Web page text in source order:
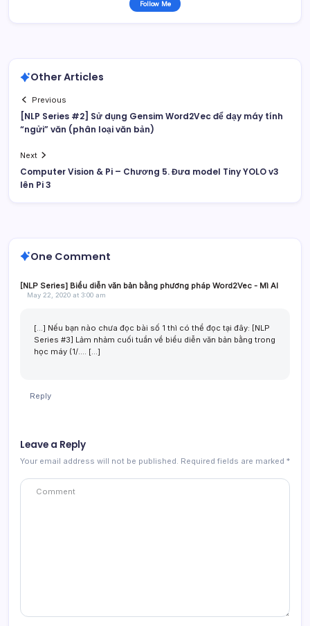
Follow Me
Other Articles
Previous
[NLP Series #2] Sử dụng Gensim Word2Vec để dạy máy tính
“ngửi” văn (phân loại văn bản)
Next
Computer Vision & Pi – Chương 5. Đưa model Tiny YOLO v3
lên Pi 3
One Comment
[NLP Series] Biểu diễn văn bản bằng phương pháp Word2Vec - Mì AI
May 22, 2020 at 3:00 am
[…] Nếu bạn nào chưa đọc bài số 1 thì có thể đọc tại đây: [NLP
Series #3] Lảm nhảm cuối tuần về biểu diễn văn bản bằng trong
học máy (1/…. […]
Reply
Leave a Reply
Your email address will not be published. Required fields are marked *